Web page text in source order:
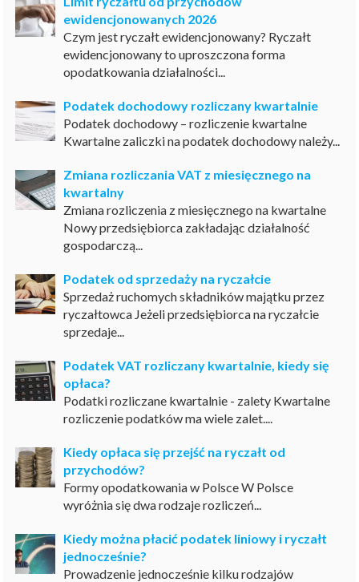
ewidencjonowanych 2026
Czym jest ryczałt ewidencjonowany? Ryczałt
ewidencjonowany to uproszczona forma
opodatkowania działalności...
Podatek dochodowy rozliczany kwartalnie
Podatek dochodowy – rozliczenie kwartalne
Kwartalne zaliczki na podatek dochodowy należy...
Zmiana rozliczania VAT z miesięcznego na
kwartalny
Zmiana rozliczenia z miesięcznego na kwartalne
Nowy przedsiębiorca zakładając działalność
gospodarczą...
Podatek od sprzedaży na ryczałcie
Sprzedaż ruchomych składników majątku przez
ryczałtowca Jeżeli przedsiębiorca na ryczałcie
sprzedaje...
Podatek VAT rozliczany kwartalnie, kiedy się
opłaca?
Podatki rozliczane kwartalnie - zalety Kwartalne
rozliczenie podatków ma wiele zalet....
Kiedy opłaca się przejść na ryczałt od
przychodów?
Formy opodatkowania w Polsce W Polsce
wyróżnia się dwa rodzaje rozliczeń...
Kiedy można płacić podatek liniowy i ryczałt
jednocześnie?
Prowadzenie jednocześnie kilku rodzajów